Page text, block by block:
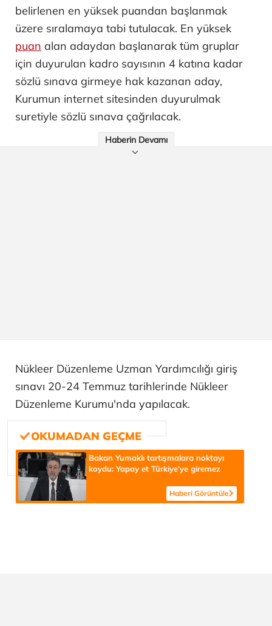
belirlenen en yüksek puandan başlanmak
üzere sıralamaya tabi tutulacak. En yüksek
puan alan adaydan başlanarak tüm gruplar
için duyurulan kadro sayısının 4 katına kadar
sözlü sınava girmeye hak kazanan aday,
Kurumun internet sitesinden duyurulmak
suretiyle sözlü sınava çağrılacak.
Haberin Devamı
Nükleer Düzenleme Uzman Yardımcılığı giriş
sınavı 20-24 Temmuz tarihlerinde Nükleer
Düzenleme Kurumu'nda yapılacak.
Bakan Yumaklı tartışmalara noktayı
koydu: Yapay et Türkiye’ye giremez
Haberi Görüntüle